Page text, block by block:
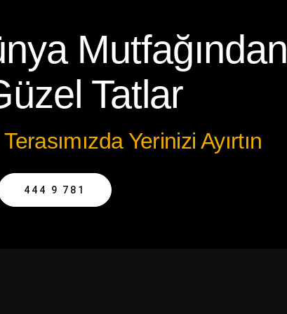
Mutfağından
Tatlar
Yerinizi Ayırtın
444 9 781